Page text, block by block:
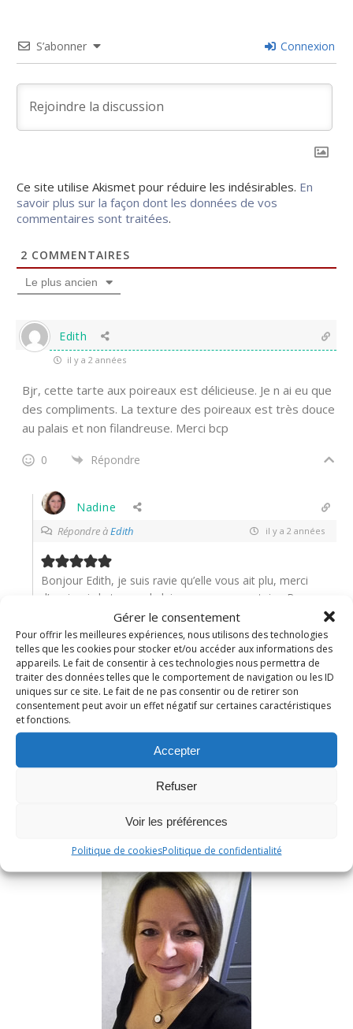
Gérer le consentement
Pour offrir les meilleures expériences, nous utilisons des technologies
telles que les cookies pour stocker et/ou accéder aux informations des
appareils. Le fait de consentir à ces technologies nous permettra de
traiter des données telles que le comportement de navigation ou les ID
uniques sur ce site. Le fait de ne pas consentir ou de retirer son
consentement peut avoir un effet négatif sur certaines caractéristiques
et fonctions.
Accepter
Refuser
Voir les préférences
Politique de cookiesPolitique de confidentialité
S’abonner Connexion
Ce site utilise Akismet pour réduire les indésirables. En
savoir plus sur la façon dont les données de vos
commentaires sont traitées.
2 COMMENTAIRES
Le plus ancien
Edith
il y a 2 années
Bjr, cette tarte aux poireaux est délicieuse. Je n ai eu que
des compliments. La texture des poireaux est très douce
au palais et non filandreuse. Merci bcp
0 Répondre
Nadine
Répondre àEdith il y a 2 années
Bonjour Edith, je suis ravie qu’elle vous ait plu, merci
d’avoir pris le temps de laisser un commentaire. Bon
0
Répondre
RECHERCHER